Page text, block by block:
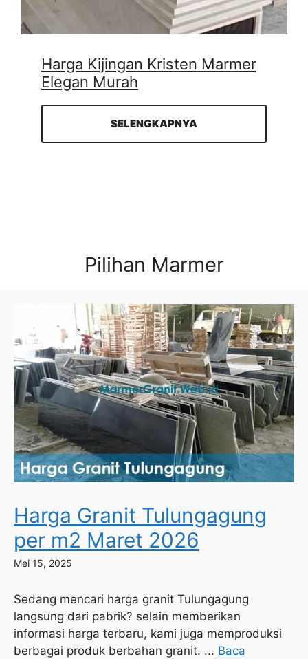
Harga Kijingan Kristen Marmer
Elegan Murah
SELENGKAPNYA
Pilihan Marmer
Harga Granit Tulungagung
per m2 Maret 2026
Mei 15, 2025
Sedang mencari harga granit Tulungagung
langsung dari pabrik? selain memberikan
informasi harga terbaru, kami juga memproduksi
berbagai produk berbahan granit. ... Baca